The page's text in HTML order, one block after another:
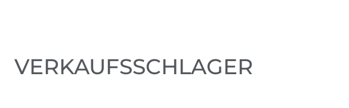
VERKAUFSSCHLAGER